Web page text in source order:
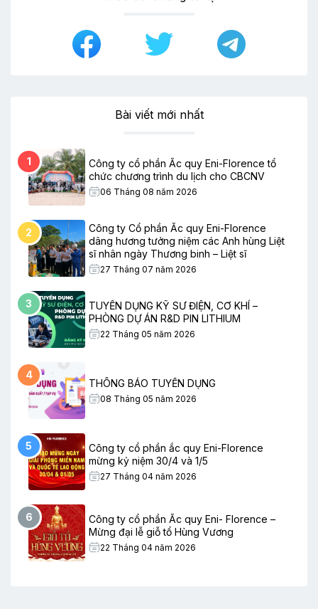
Bài viết mới nhất
1
Công ty cổ phần Ắc quy Eni-Florence tổ
chức chương trình du lịch cho CBCNV
06 Tháng 08 năm 2026
2
Công ty Cổ phần Ắc quy Eni-Florence
dâng hương tưởng niệm các Anh hùng Liệt
sĩ nhân ngày Thương binh – Liệt sĩ
27 Tháng 07 năm 2026
3
TUYỂN DỤNG KỸ SƯ ĐIỆN, CƠ KHÍ –
PHÒNG DỰ ÁN R&D PIN LITHIUM
22 Tháng 05 năm 2026
4
THÔNG BÁO TUYỂN DỤNG
08 Tháng 05 năm 2026
5
Công ty cổ phần ắc quy Eni-Florence
mừng kỷ niệm 30/4 và 1/5
27 Tháng 04 năm 2026
6
Công ty cổ phần Ắc quy Eni- Florence –
Mừng đại lễ giỗ tổ Hùng Vương
22 Tháng 04 năm 2026